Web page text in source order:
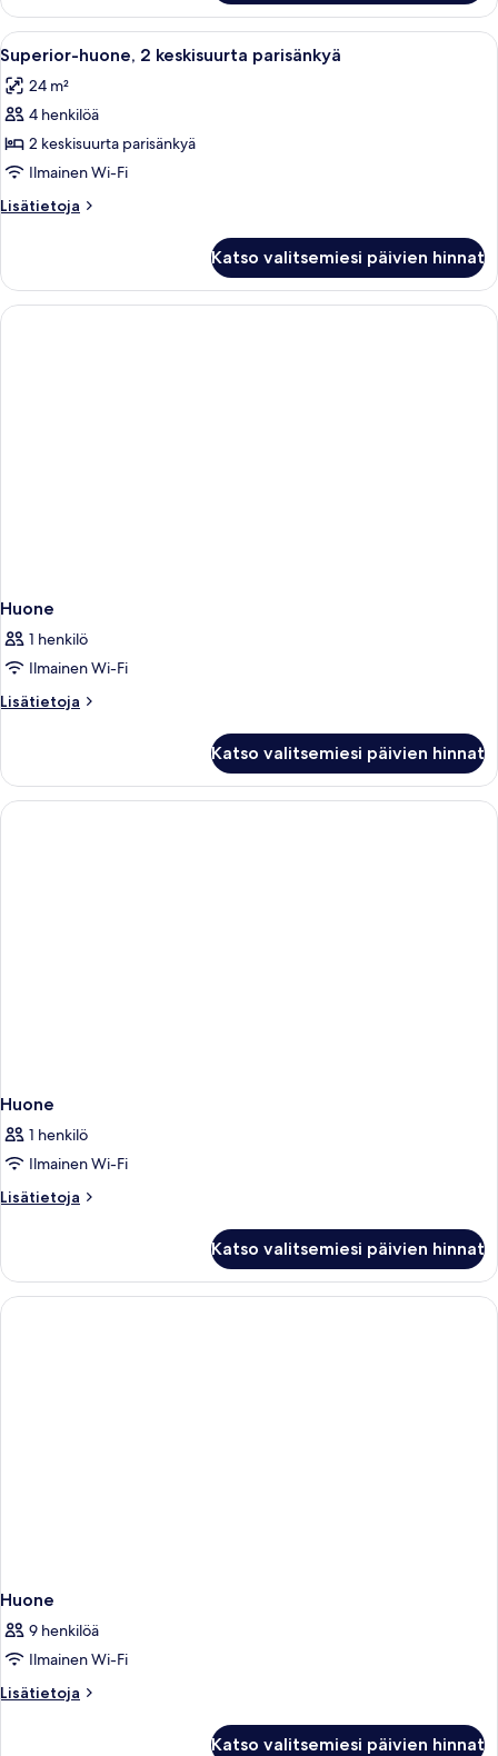
1
suuri
parisänky
Avaa
kaikki
huonetyypin
Superior-
huone,
2
keskisuurta
parisänkyä
Hotellihuone, jossa on kaksi
7
Superior-huone, 2 keskisuurta parisänkyä
24 m²
4 henkilöä
2 keskisuurta parisänkyä
Ilmainen Wi-Fi
Lisätietoja
Lisätietoja
2
keskisuurta
parisänkyä
Katso valitsemiesi päivien hinnat
Huone
1 henkilö
Ilmainen Wi-Fi
Lisätietoja
Lisätietoja
Katso valitsemiesi päivien hinnat
Huone
1 henkilö
Ilmainen Wi-Fi
Lisätietoja
Lisätietoja
Katso valitsemiesi päivien hinnat
Huone
9 henkilöä
Ilmainen Wi-Fi
Lisätietoja
Lisätietoja
Katso valitsemiesi päivien hinnat